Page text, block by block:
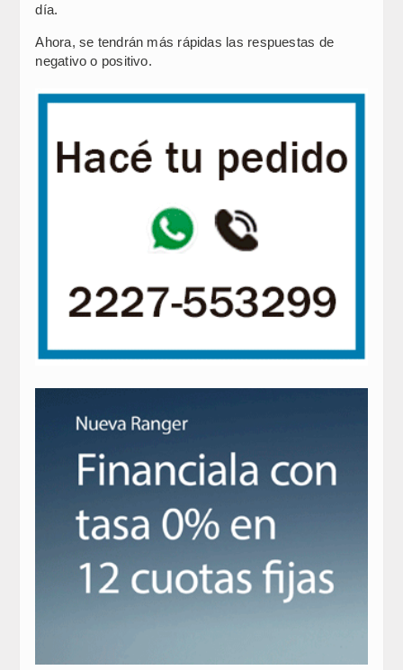
día.
Ahora, se tendrán más rápidas las respuestas de
negativo o positivo.